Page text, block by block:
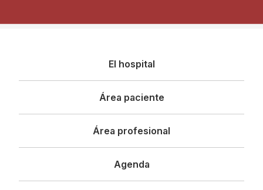
principal
El hospital
Área paciente
Área profesional
Agenda